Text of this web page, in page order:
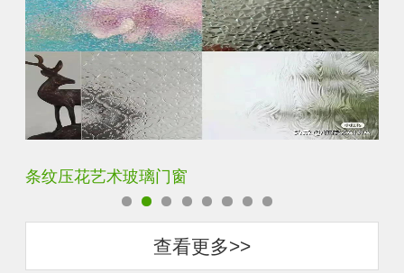
钢化超白长虹小灯芯压花钢化玻璃
查看更多>>